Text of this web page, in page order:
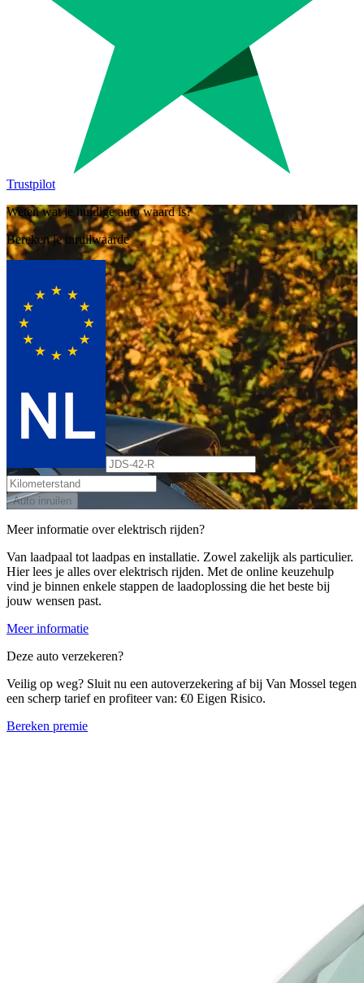
Trustpilot
Weten wat je huidige auto waard is?
Bereken je inruilwaarde
Auto inruilen
Meer informatie over elektrisch rijden?
Van laadpaal tot laadpas en installatie. Zowel zakelijk als particulier.
Hier lees je alles over elektrisch rijden. Met de online keuzehulp
vind je binnen enkele stappen de laadoplossing die het beste bij
jouw wensen past.
Meer informatie
Deze auto verzekeren?
Veilig op weg? Sluit nu een autoverzekering af bij Van Mossel tegen
een scherp tarief en profiteer van: €0 Eigen Risico.
Bereken premie